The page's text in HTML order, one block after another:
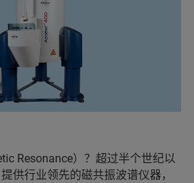
Resonance）？超过半个世纪以
供行业领先的磁共振波谱仪器，